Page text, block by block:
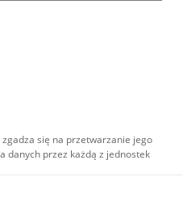
się na przetwarzanie jego
danych przez każdą z jednostek